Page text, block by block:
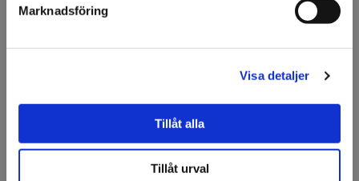
Marknadsföring
Visa detaljer
Tillåt alla
Tillåt urval
för screentryck
3690LF-10
Premium